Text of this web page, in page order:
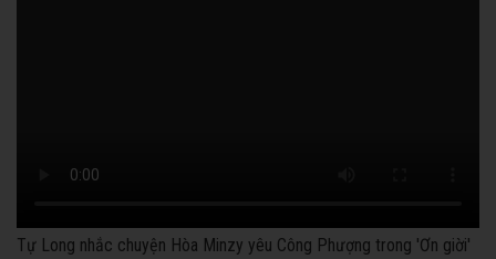
Tự Long nhắc chuyện Hòa Minzy yêu Công Phượng trong 'Ơn giời'